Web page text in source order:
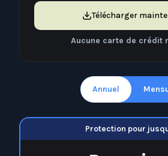
Télécharger
Aucune carte de crédit
Annuel
Protection pour